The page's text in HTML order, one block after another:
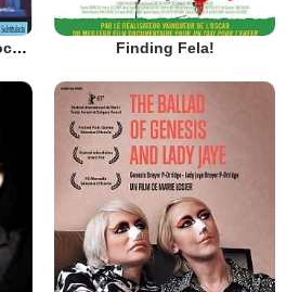
Chuck Berry Hail! Hail! Rock 'n' Roll Finding Fela!